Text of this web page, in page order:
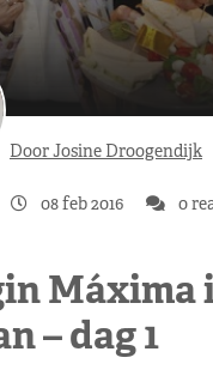
Door Josine Droogendijk
08 feb 2016 0
Máxima
– dag 1